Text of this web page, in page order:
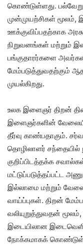
கொண்டுள்ளது. பல்வேறு
முன்முயற்சிகள்
ஊக்குவிப்பதற்காக
நிறுவனங்கள் மற்றும்
பங்குதாரர்களை
மேம்படுத்துவதற்கும்
முயல்கிறது.
உலக இளைஞர் திறன்
இளைஞர்களின்
தீர்வு காண்பதாகும்.
தொழிலாளர்
குறிப்பிடத்தக்க
மட்டுப்படுத்தப்பட்ட
இல்லாமை மற்றும்
வாய்ப்புகள். திறன்
வலியுறுத்துவதன்
இடையிலான
நோக்கமாகக்